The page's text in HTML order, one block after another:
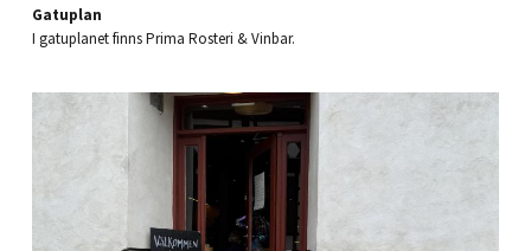
Gatuplan
I gatuplanet finns Prima Rosteri & Vinbar.